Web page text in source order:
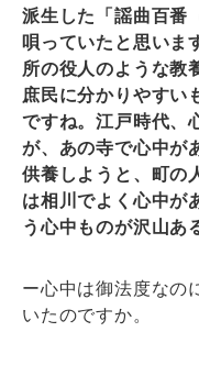
派生した「謡曲百番
唄っていたと思いま
所の役人のような教
庶民に分かりやすい
ですね。江戸時代、
が、あの寺で心中が
供養しようと、町の
は相川でよく心中が
う心中ものが沢山あ
ー心中は御法度なの
いたのですか。